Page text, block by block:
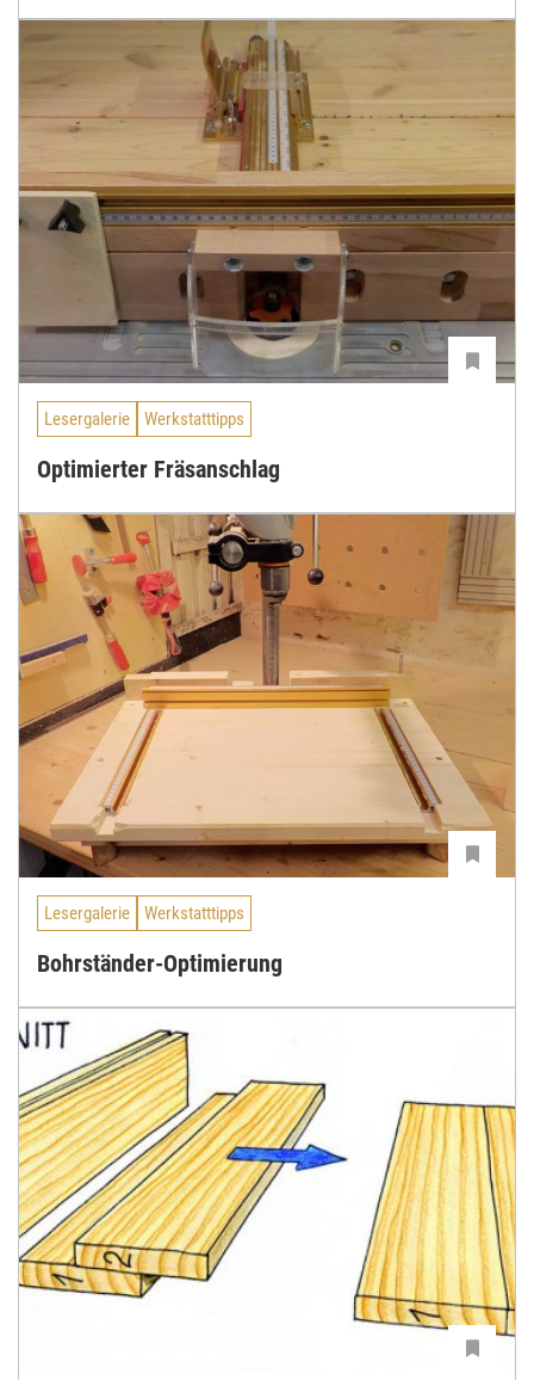
Lesergalerie Werkstatttipps
Optimierter Fräsanschlag
Lesergalerie Werkstatttipps
Bohrständer-Optimierung